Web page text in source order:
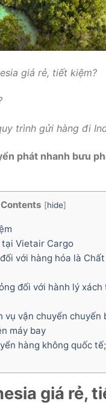
giá rẻ, tiết kiệm?
trình gửi hàng đi
phát nhanh bưu
Contents [hide]
tại Vietair Cargo
với hàng hóa là
đối với hành lý
vận chuyển chuyến
máy bay
hàng không quốc
giá rẻ,